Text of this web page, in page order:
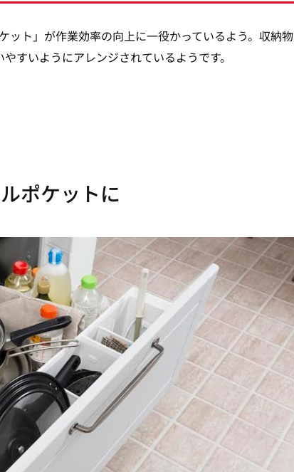
ット」が作業効率の向上に一役かっているよう。収納物
すいようにアレンジされているようです。
ポケットに